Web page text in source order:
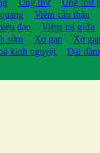
Viêm cầu thận
đạo Viêm tai giữa
sớm Xơ gan Xơ
kinh nguyệt Đái dầm